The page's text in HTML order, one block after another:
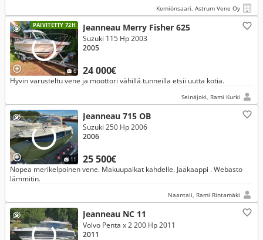
Kemiönsaari, Astrum Vene Oy
PÄIVITETTY 72H
6
Jeanneau Merry Fisher 625
24 000€
Suzuki 115 Hp 2003
2005
Hyvin varusteltu vene ja moottori vähillä tunneilla etsii uutta kotia.
Seinäjoki, Rami Kurki
11
Jeanneau 715 OB
25 500€
Suzuki 250 Hp 2006
2006
Nopea merikelpoinen vene. Makuupaikat kahdelle. Jääkaappi . Webasto
lämmitin.
Naantali, Rami Rintamäki
Jeanneau NC 11
Volvo Penta x 2 200 Hp 2011
2011